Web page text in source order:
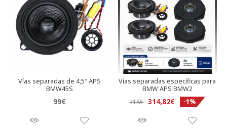
Vías separadas de 4,5″ APS
BMW45S
99€
Vías separadas específicas para
BMW APS BMW2
318€ El
original
314,82€El
actual
-1%